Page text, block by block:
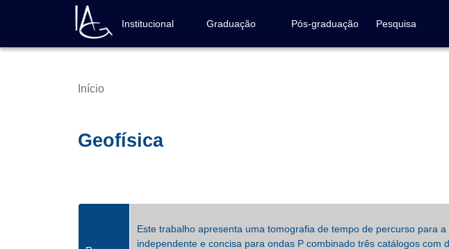
conteúdo
Navegação
principal
Institucional Graduação Pós-graduação Pesquisa
Trilha
Início
Geofísica
Este trabalho apresenta uma tomografia de tempo de percurso para
independente e concisa para ondas P combinado três catálogos